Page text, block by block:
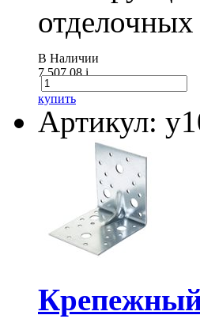
В Наличии
7 507.08i
купить
Артикул:
Крепежный